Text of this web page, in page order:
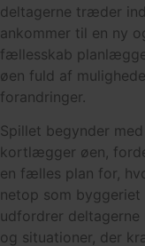
deltagerne træder
ankommer til en ny
fællesskab
øen fuld af
forandringer.
Spillet begynder
kortlægger øen,
en fælles plan for,
netop som
udfordrer
og situationer, der